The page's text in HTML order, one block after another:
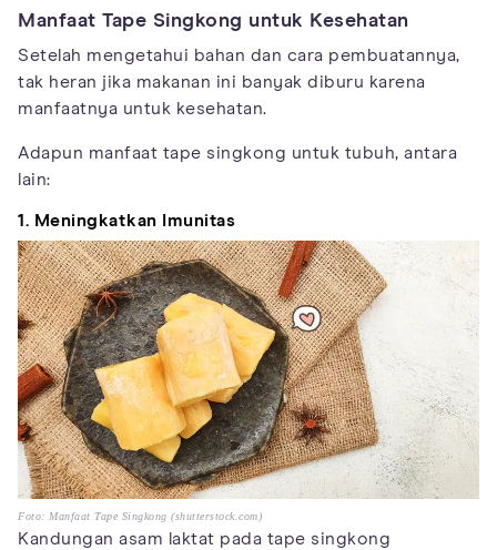
Manfaat Tape Singkong untuk Kesehatan
Setelah mengetahui bahan dan cara pembuatannya,
tak heran jika makanan ini banyak diburu karena
manfaatnya untuk kesehatan.
Adapun manfaat tape singkong untuk tubuh, antara
lain:
1. Meningkatkan Imunitas
Foto: Manfaat Tape Singkong (shutterstock.com)
Kandungan asam laktat pada tape singkong